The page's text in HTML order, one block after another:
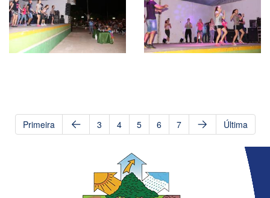
Primeira 3 4 5 6 7 Última